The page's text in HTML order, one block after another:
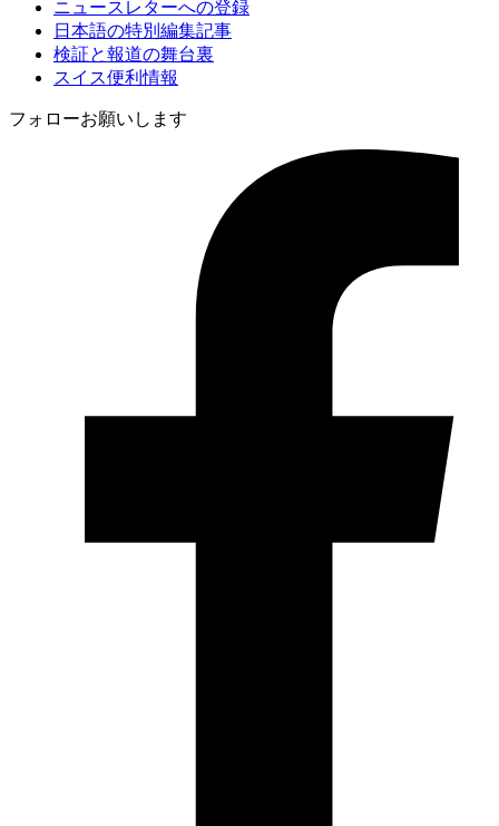
ニュースレターへの登録
日本語の特別編集記事
検証と報道の舞台裏
スイス便利情報
フォローお願いします